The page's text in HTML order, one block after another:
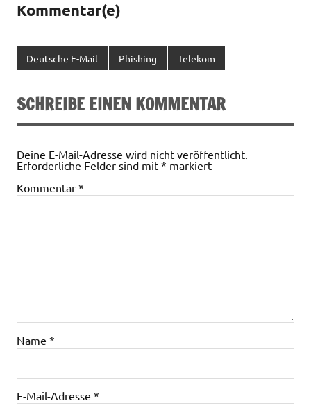
Kommentar(e)
Deutsche E-Mail Phishing Telekom
SCHREIBE EINEN KOMMENTAR
Deine E-Mail-Adresse wird nicht veröffentlicht.
Erforderliche Felder sind mit * markiert
Kommentar *
Name *
E-Mail-Adresse *